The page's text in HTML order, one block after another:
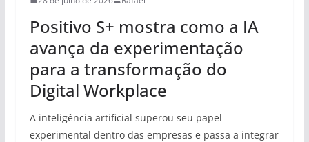
Positivo S+ mostra como a IA
avança da experimentação
para a transformação do
Digital Workplace
A inteligência artificial superou seu papel
experimental dentro das empresas e passa a integrar